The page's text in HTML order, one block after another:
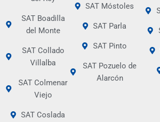
SAT Boadilla
del Monte
SAT Collado
Villalba
SAT Colmenar
Viejo
SAT Coslada
SAT Móstoles
SAT Parla
SAT Pinto
SAT Pozuelo de
Alarcón